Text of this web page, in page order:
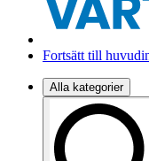
Fortsätt till
Alla kategorier